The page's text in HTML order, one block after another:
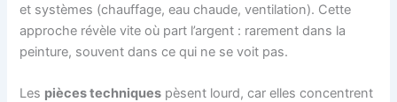
et systèmes (chauffage, eau chaude, ventilation). Cette
approche révèle vite où part l’argent : rarement dans la
peinture, souvent dans ce qui ne se voit pas.
Les pièces techniques pèsent lourd, car elles concentrent